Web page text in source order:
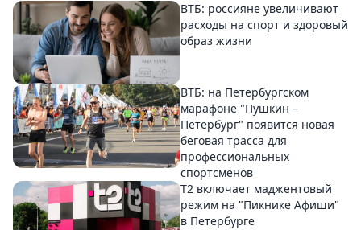
ВТБ: россияне увеличивают
расходы на спорт и здоровый
образ жизни
ВТБ: на Петербургском
марафоне "Пушкин –
Петербург" появится новая
беговая трасса для
профессиональных
спортсменов
Т2 включает маджентовый
режим на "Пикнике Афиши"
в Петербурге